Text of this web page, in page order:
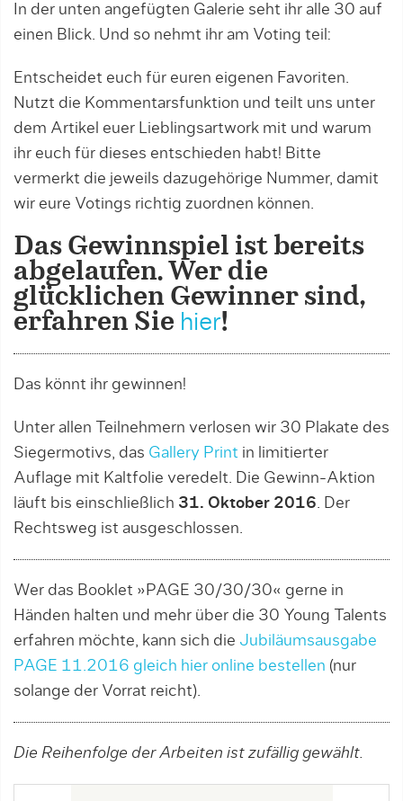
In der unten angefügten Galerie seht ihr alle 30 auf
einen Blick. Und so nehmt ihr am Voting teil:
Entscheidet euch für euren eigenen Favoriten.
Nutzt die Kommentarsfunktion und teilt uns unter
dem Artikel euer Lieblingsartwork mit und warum
ihr euch für dieses entschieden habt! Bitte
vermerkt die jeweils dazugehörige Nummer, damit
wir eure Votings richtig zuordnen können.
Das Gewinnspiel ist bereits
abgelaufen. Wer die
glücklichen Gewinner sind,
erfahren Sie hier!
Das könnt ihr gewinnen!
Unter allen Teilnehmern verlosen wir 30 Plakate des
Siegermotivs, das Gallery Print in limitierter
Auflage mit Kaltfolie veredelt. Die Gewinn-Aktion
läuft bis einschließlich 31. Oktober 2016. Der
Rechtsweg ist ausgeschlossen.
Wer das Booklet »PAGE 30/30/30« gerne in
Händen halten und mehr über die 30 Young Talents
erfahren möchte, kann sich die Jubiläumsausgabe
PAGE 11.2016 gleich hier online bestellen (nur
solange der Vorrat reicht).
Die Reihenfolge der Arbeiten ist zufällig gewählt.